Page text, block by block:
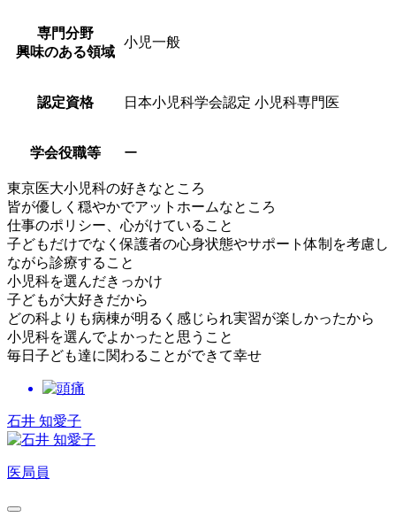
専門分野
興味のある領域
小児一般
認定資格 日本小児科学会認定 小児科専門医
学会役職等 ー
東京医大小児科の好きなところ
皆が優しく穏やかでアットホームなところ
仕事のポリシー、心がけていること
子どもだけでなく保護者の心身状態やサポート体制を考慮し
ながら診療すること
小児科を選んだきっかけ
子どもが大好きだから
どの科よりも病棟が明るく感じられ実習が楽しかったから
小児科を選んでよかったと思うこと
毎日子ども達に関わることができて幸せ
石井 知愛子
医局員